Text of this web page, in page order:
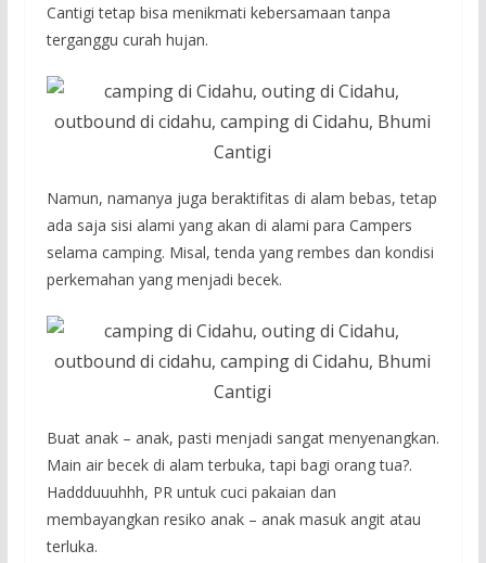
Cantigi tetap bisa menikmati kebersamaan tanpa
terganggu curah hujan.
Namun, namanya juga beraktifitas di alam bebas, tetap
ada saja sisi alami yang akan di alami para Campers
selama camping. Misal, tenda yang rembes dan kondisi
perkemahan yang menjadi becek.
Buat anak – anak, pasti menjadi sangat menyenangkan.
Main air becek di alam terbuka, tapi bagi orang tua?.
Haddduuuhhh, PR untuk cuci pakaian dan
membayangkan resiko anak – anak masuk angit atau
terluka.